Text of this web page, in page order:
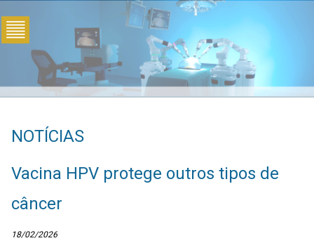
NOTÍCIAS
Vacina HPV protege outros tipos de
câncer
18/02/2026